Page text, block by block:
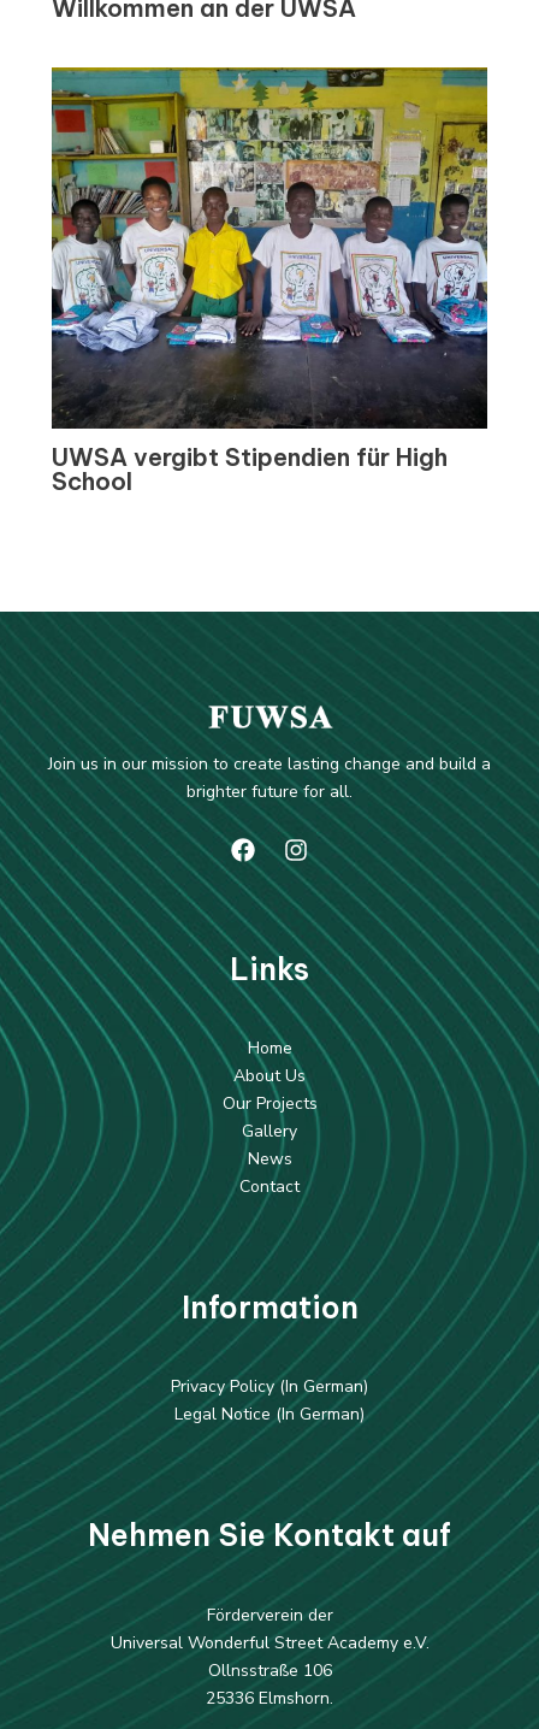
Willkommen an der UWSA
UWSA vergibt Stipendien für High
School
Join us in our mission to create lasting change and build a
brighter future for all.
Links
Home
About Us
Our Projects
Gallery
News
Contact
Information
Privacy Policy (In German)
Legal Notice (In German)
Nehmen Sie Kontakt auf
Förderverein der
Universal Wonderful Street Academy e.V.
Ollnsstraße 106
25336 Elmshorn.